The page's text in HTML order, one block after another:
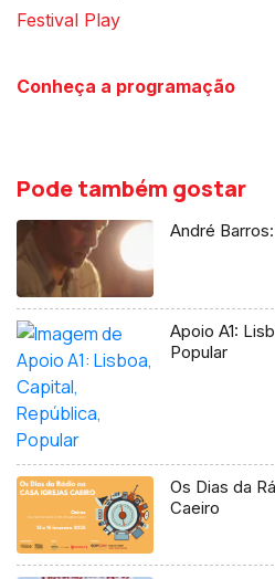
Festival Play
Conheça a programação
Pode também gostar
André
Apoio A1:
Popular
Os Dias da
Caeiro